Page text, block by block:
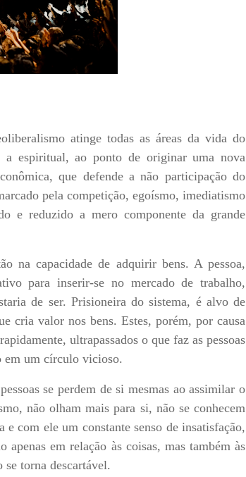
atinge todas as áreas da vida do
a espiritual, ao ponto de originar uma nova
que defende a não participação do
pela competição, egoísmo, imediatismo
e reduzido a mero componente da grande
na capacidade de adquirir bens. A pessoa,
para inserir-se no mercado de trabalho,
de ser. Prisioneira do sistema, é alvo de
cria valor nos bens. Estes, porém, por causa
ultrapassados o que faz as pessoas
em um círculo vicioso.
se perdem de si mesmas ao assimilar o
não olham mais para si, não se conhecem
com ele um constante senso de insatisfação,
em relação às coisas, mas também às
torna descartável.